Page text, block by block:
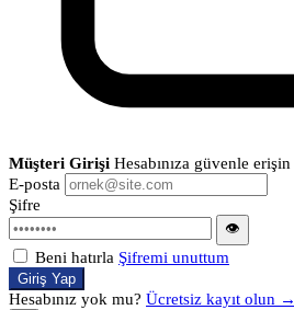
Müşteri Girişi Hesabınıza güvenle erişin
E-posta
Şifre
👁
Beni hatırla Şifremi unuttum
Giriş Yap
Hesabınız yok mu? Ücretsiz kayıt olun →